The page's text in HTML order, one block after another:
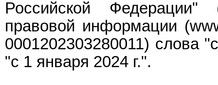
Российской Федерации"
правовой информации
0001202303280011) слова
"с 1 января 2024 г.".